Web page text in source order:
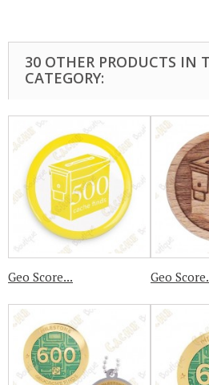
30 OTHER PRODUCTS IN
CATEGORY:
Geo Score... Geo